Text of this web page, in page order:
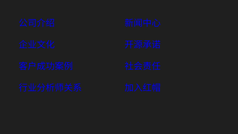
公司介绍
企业文化
客户成功案例
行业分析师关系
新闻中心
开源承诺
社会责任
加入红帽